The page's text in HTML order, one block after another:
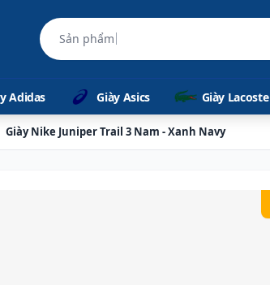
Sản phẩm chính hãng 100%
Adidas Giày Asics Giày Lacoste
Giày Nike Juniper Trail 3 Nam - Xanh Navy